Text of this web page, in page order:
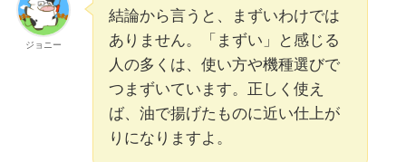
ジョニー
結論から言うと、まずいわけでは
ありません。「まずい」と感じる
人の多くは、使い方や機種選びで
つまずいています。正しく使え
ば、油で揚げたものに近い仕上が
りになりますよ。